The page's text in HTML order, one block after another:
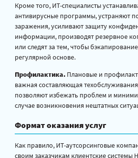
Кроме того, ИТ-специалисты
антивирусные программы, устраняют
заражения, усиливают защиту
информации, производят резервное
или следят за тем, чтобы
регулярной основе.
Профилактика. Плановые и
важная составляющая
позволяют избежать проблем и
случае возникновения нештатных
Формат оказания услуг
Как правило, ИТ-аутсорсинговые
своим заказчикам клиентские системы